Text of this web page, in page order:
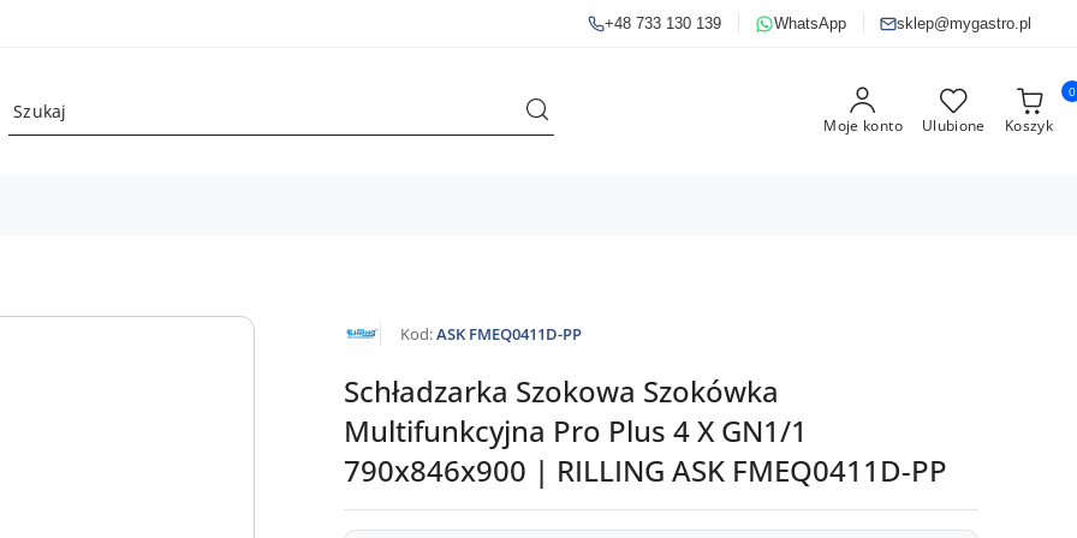
+48 733 130 139 WhatsApp sklep@mygastro.pl
Moje konto Ulubione Koszyk
0
NAZWA
PRODUCENTA:
Kod:ASK FMEQ0411D-PP
Schładzarka Szokowa Szokówka
Multifunkcyjna Pro Plus 4 X GN1/1
790x846x900 | RILLING ASK FMEQ0411D-PP